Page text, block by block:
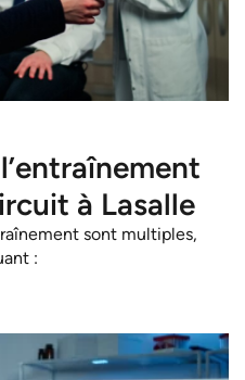
à Lasalle
sont multiples,
: